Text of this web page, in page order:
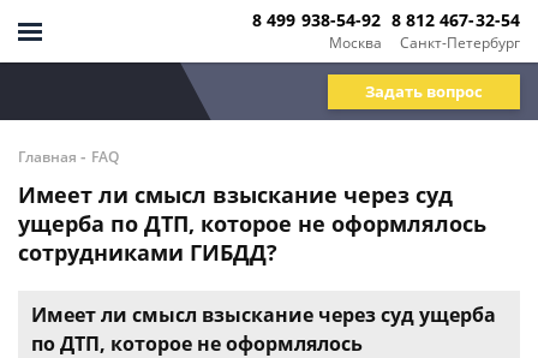
Москва
8 499 938-54-92
Санкт-Петербург
8 812 467-32-54
Задать вопрос
Главная - FAQ
Имеет ли смысл взыскание через суд
ущерба по ДТП, которое не оформлялось
сотрудниками ГИБДД?
Имеет ли смысл взыскание через суд ущерба
по ДТП, которое не оформлялось